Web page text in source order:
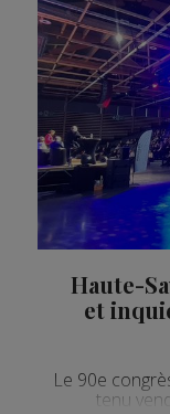
Haute-
et
Le 90e
tenu